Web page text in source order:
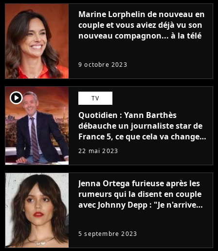
Marine Lorphelin de nouveau en
couple et vous aviez déjà vu son
nouveau compagnon... à la télé
9 octobre 2023
player2 TV
Quotidien : Yann Barthès
débauche un journaliste star de
France 5, ce que cela va changer
à la rentrée
22 mai 2023
Jenna Ortega furieuse après les
rumeurs qui la disent en couple
avec Johnny Depp : "Je n'arrive
5 septembre 2023